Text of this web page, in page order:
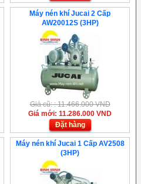
Máy nén khí Jucai 2 Cấp
AW20012S (3HP)
Giá cũ: : 11.466.000 VND
Giá mới: 11.286.000 VND
Đặt hàng
Máy nén khí Jucai 1 Cấp AV2508
(3HP)